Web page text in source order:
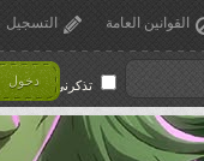
القوانين العامة التسجيل
تذكرني ! دخول